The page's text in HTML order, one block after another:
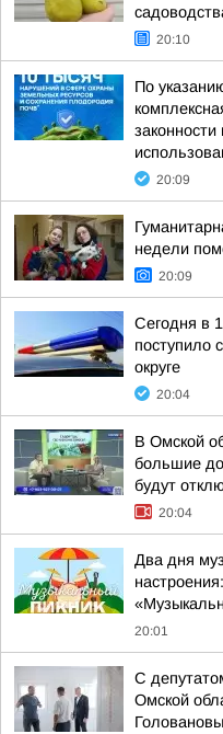
20:10
По
20:09
недели
20:09
Сегодня в
поступило
округе
20:04
В Омской
большие
будут
20:04
Два дня
20:01
С
Омской